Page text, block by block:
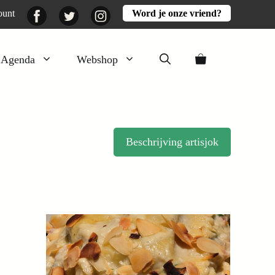
FacebookTwitter InstagramWord je onze vriend?
Agenda Webshop
Aarde en mest
Lekker
Beschrijving artisjok